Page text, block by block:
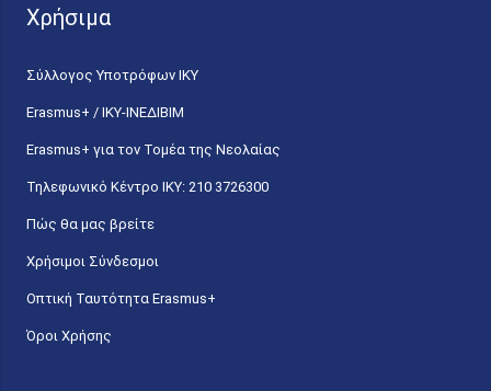
Χρήσιμα
Σύλλογος Υποτρόφων ΙΚΥ
Erasmus+ / ΙΚΥ-ΙΝΕΔΙΒΙΜ
Erasmus+ για τον Τομέα της Νεολαίας
Τηλεφωνικό Κέντρο IKY: 210 3726300
Πώς θα μας βρείτε
Χρήσιμοι Σύνδεσμοι
Οπτική Ταυτότητα Erasmus+
Όροι Χρήσης